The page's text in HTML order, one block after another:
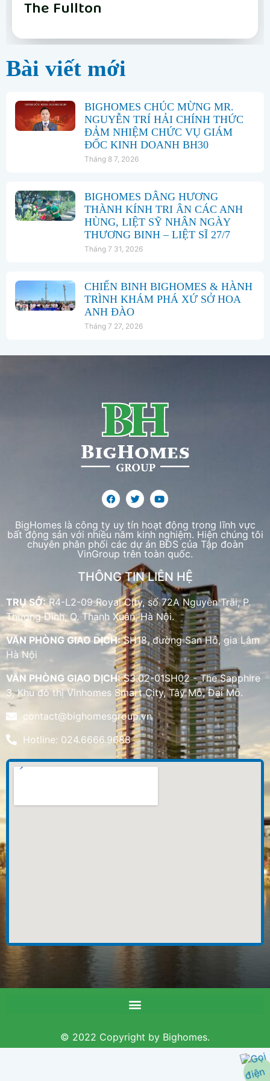
Vinhomes Hải Vân Bay Đà Nẵng
The Fullton
Phân khu Vịnh Xanh
Happy Home Tràng Cát
LUMIÈRE Hanoi Seasons Garden
Vinhomes Global Gate Hạ Long
Vinhomes Hải Vân Bay Đà Nẵng
The Fullton
Bài viết mới
BIGHOMES CHÚC MỪNG MR.
NGUYỄN TRÍ HẢI CHÍNH THỨC
ĐẢM NHIỆM CHỨC VỤ GIÁM
ĐỐC KINH DOANH BH30
Tháng 8 7, 2026
BIGHOMES DÂNG HƯƠNG
THÀNH KÍNH TRI ÂN CÁC ANH
HÙNG, LIỆT SỸ NHÂN NGÀY
THƯƠNG BINH – LIỆT SĨ 27/7
Tháng 7 31, 2026
CHIẾN BINH BIGHOMES & HÀNH
TRÌNH KHÁM PHÁ XỨ SỞ HOA
ANH ĐÀO
Tháng 7 27, 2026
BigHomes là công ty uy tín hoạt động trong lĩnh vực
bất động sản với nhiều năm kinh nghiệm. Hiện chúng tôi
chuyên phân phối các dự án BĐS của Tập đoàn
VinGroup trên toàn quốc.
THÔNG TIN LIÊN HỆ
TRỤ SỞ:R4-L2-09 Royal City, số 72A Nguyễn Trãi, P.
Thượng Đình, Q. Thanh Xuân, Hà Nội.
VĂN PHÒNG GIAO DỊCH:SH18, đường San Hô, gia Lâm
Hà Nội
VĂN PHÒNG GIAO DỊCH:S3.02-01SH02 - The Sapphire
3, Khu đô thị Vinhomes Smart City, Tây Mỗ, Đại Mỗ.
contact@bighomesgroup.vn
Hotline: 024.6666.9688
© 2022 Copyright by Bighomes.